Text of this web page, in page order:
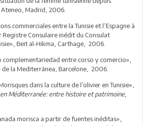
Ateneo, Madrid, 2006.
commerciales entre la Tunisie et l’Espagne à
Registre Consulaire inédit du Consulat
Beit al-Hikma, Carthage, 2006.
complementariedad entre corso y comercio»,
la Mediterránea, Barcelone, 2006.
dans la culture de l’olivier en Tunisie»,
en Méditerranée: entre histoire et patrimoine,
morisca a partir de fuentes inéditas»,